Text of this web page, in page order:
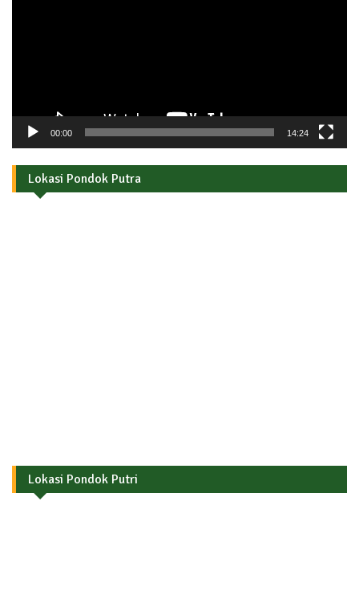
00:00 14:24
Lokasi Pondok Putra
Lokasi Pondok Putri